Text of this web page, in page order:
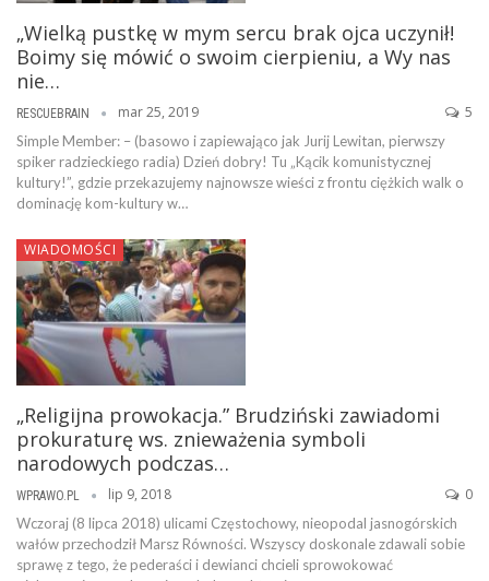
„Wielką pustkę w mym sercu brak ojca uczynił!
Boimy się mówić o swoim cierpieniu, a Wy nas
nie…
RESCUEBRAIN mar 25, 2019 5
Simple Member: – (basowo i zapiewająco jak Jurij Lewitan, pierwszy
spiker radzieckiego radia) Dzień dobry! Tu „Kącik komunistycznej
kultury!”, gdzie przekazujemy najnowsze wieści z frontu ciężkich walk o
dominację kom-kultury w…
WIADOMOŚCI
„Religijna prowokacja.” Brudziński zawiadomi
prokuraturę ws. znieważenia symboli
narodowych podczas…
WPRAWO.PL lip 9, 2018 0
Wczoraj (8 lipca 2018) ulicami Częstochowy, nieopodal jasnogórskich
wałów przechodził Marsz Równości. Wszyscy doskonale zdawali sobie
sprawę z tego, że pederaści i dewianci chcieli sprowokować